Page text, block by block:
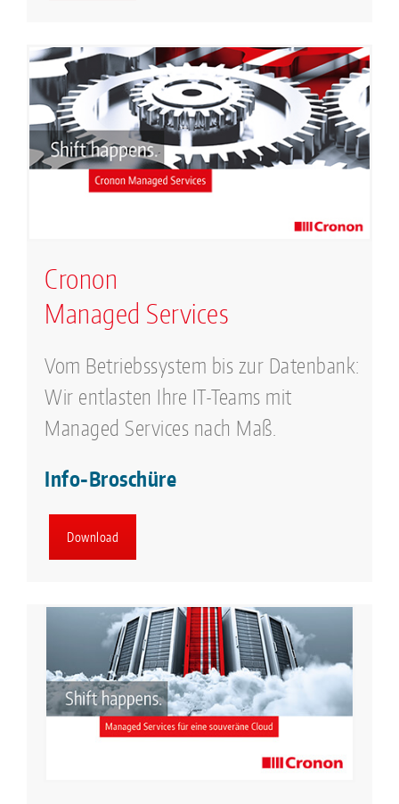
Cronon
Managed Services
Vom Betriebssystem bis zur Datenbank:
Wir entlasten Ihre IT-Teams mit
Managed Services nach Maß.
Info-Broschüre
Download